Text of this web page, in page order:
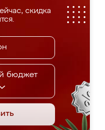
скидка
бюджет